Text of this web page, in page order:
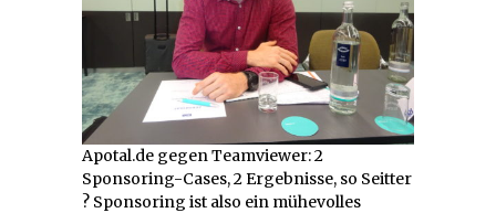
Apotal.de gegen Teamviewer: 2
Sponsoring-Cases, 2 Ergebnisse, so Seitter
? Sponsoring ist also ein mühevolles